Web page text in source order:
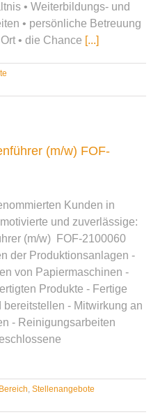
• Weiterbildungs- und
• persönliche Betreuung
• die Chance [...]
(m/w) FOF-
Kunden in
und zuverlässige:
(m/w) FOF-2100060
der Produktionsanlagen -
von Papiermaschinen -
Produkte - Fertige
bereitstellen - Mitwirkung an
- Reinigungsarbeiten
, Stellenangebote